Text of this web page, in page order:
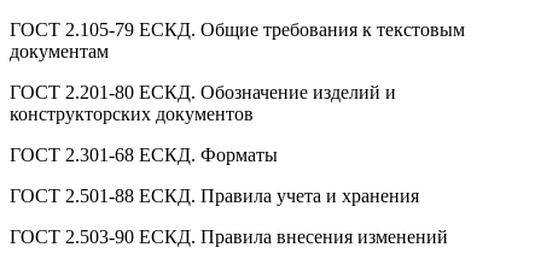
ГОСТ 2.105-79 ЕСКД. Общие требования к текстовым
документам
ГОСТ 2.201-80 ЕСКД. Обозначение изделий и
конструкторских документов
ГОСТ 2.301-68 ЕСКД. Форматы
ГОСТ 2.501-88 ЕСКД. Правила учета и хранения
ГОСТ 2.503-90 ЕСКД. Правила внесения изменений